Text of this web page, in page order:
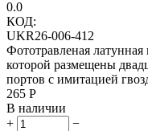
0.0
КОД:
UKR26-006-412
Фототравленая
которой размещены
портов с имитацией
‍265‍ Р
В наличии
+
−